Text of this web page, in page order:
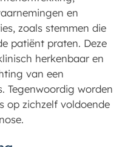
en
zoals stemmen die
patiënt praten. Deze
herkenbaar en
van een
Tegenwoordig worden
op zichzelf voldoende